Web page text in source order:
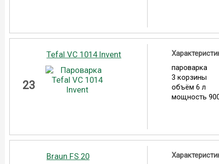
23
Tefal VC 1014 Invent
пароварка
3 корзины
объём 6 л
мощность
Braun FS 20